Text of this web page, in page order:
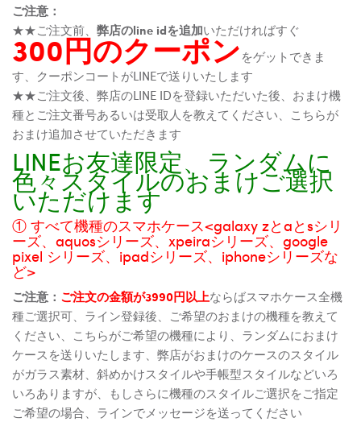
ご注意：
★★ご注文前、 弊店のline idを追加いただければすぐ
300円のクーポンをゲットできま
す、クーポンコートがLINEで送りいたします
★★ご注文後、弊店のLINE IDを登録いただいた後、おまけ機
種とご注文番号あるいは受取人を教えてください、こちらが
おまけ追加させていただきます
LINEお友達限定、ランダムに
色々スタイルのおまけご選択
いただけます
① すべて機種のスマホケース<galaxy zとaとsシリ
ーズ、aquosシリーズ、xpeiraシリーズ、google
pixel シリーズ、ipadシリーズ、iphoneシリーズな
ど>
ご注意： ご注文の金額が3990円以上ならばスマホケース全機
種ご選択可、ライン登録後、ご希望のおまけの機種を教えて
ください、こちらがご希望の機種により、ランダムにおまけ
ケースを送りいたします、弊店がおまけのケースのスタイル
がガラス素材、斜めかけスタイルや手帳型スタイルなどいろ
いろありますが、もしさらに機種のスタイルご選択をご指定
ご希望の場合、ラインでメッセージを送ってください